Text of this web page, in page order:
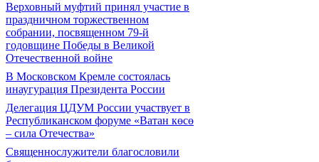
Верховный муфтий принял участие в
праздничном торжественном
собрании, посвященном 79-й
годовщине Победы в Великой
Отечественной войне
В Московском Кремле состоялась
инаугурация Президента России
Делегация ЦДУМ России участвует в
Республиканском форуме «Ватан көсө
– сила Отечества»
Священнослужители благословили